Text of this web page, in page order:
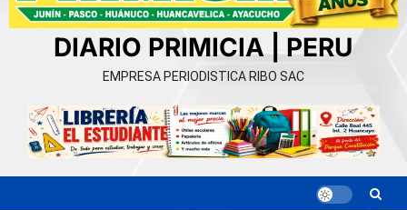
DIARIO PRIMICIA | PERU
EMPRESA PERIODISTICA RIBO SAC